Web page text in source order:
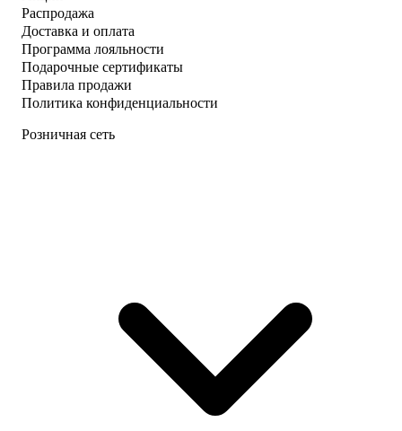
Распродажа
Доставка и оплата
Программа лояльности
Подарочные сертификаты
Правила продажи
Политика конфиденциальности
Розничная сеть